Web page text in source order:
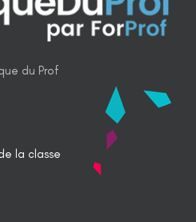
du Prof
la classe